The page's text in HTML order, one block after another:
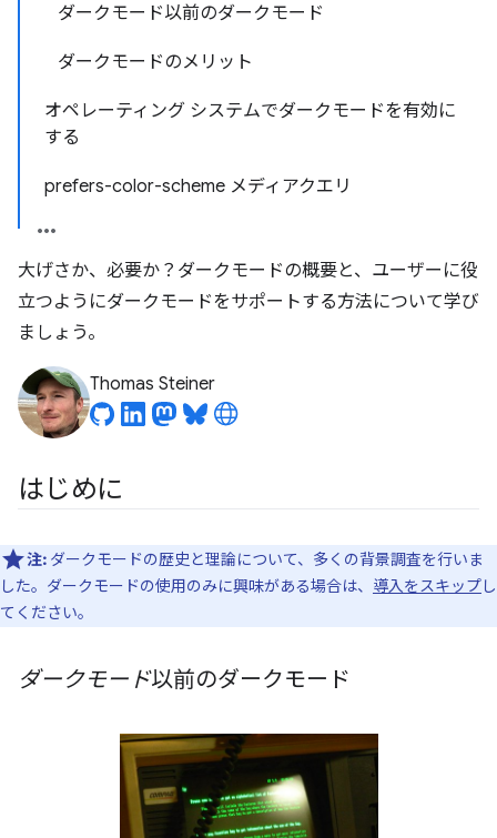
ダークモード以前のダークモード
ダークモードのメリット
オペレーティング システムでダークモードを有効に
する
prefers-color-scheme メディアクエリ
大げさか、必要か？ダークモードの概要と、ユーザーに役
立つようにダークモードをサポートする方法について学び
ましょう。
Thomas Steiner
はじめに
注: ダークモードの歴史と理論について、多くの背景調査を行いま
した。ダークモードの使用のみに興味がある場合は、 導入をスキップし
てください。
ダークモード以前のダークモード